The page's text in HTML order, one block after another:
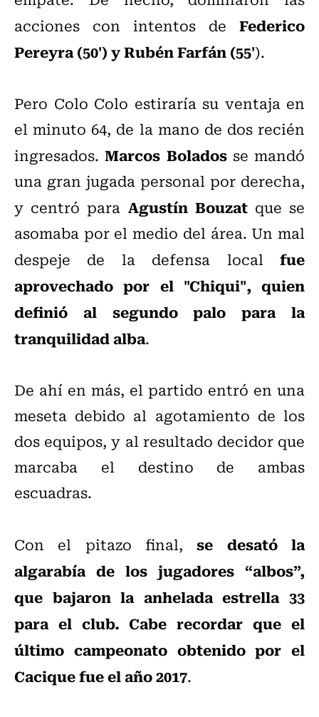
acciones con intentos de Federico
Pereyra (50') y Rubén Farfán (55').
Pero Colo Colo estiraría su ventaja en
el minuto 64, de la mano de dos recién
ingresados.Marcos Boladosse mandó
una gran jugada personal por derecha,
y centró para Agustín Bouzatque se
asomaba por el medio del área. Un mal
despeje de la defensa local fue
aprovechado por el "Chiqui", quien
definió al segundo palo para la
tranquilidad alba.
De ahí en más, el partido entró en una
meseta debido al agotamiento de los
dos equipos, y al resultado decidor que
marcaba el destino de ambas
escuadras.
Con el pitazo final, se desató la
algarabía de los jugadores “albos”,
que bajaron la anhelada estrella 33
para el club. Cabe recordar que el
último campeonato obtenido por el
Cacique fue el año 2017.